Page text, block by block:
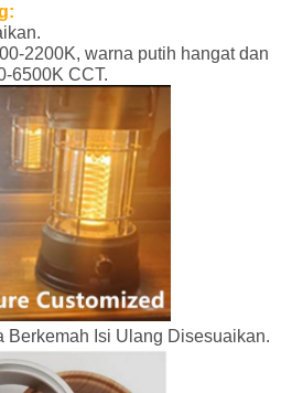
:
2200K, warna putih hangat dan
6500K CCT.
Berkemah Isi Ulang Disesuaikan.